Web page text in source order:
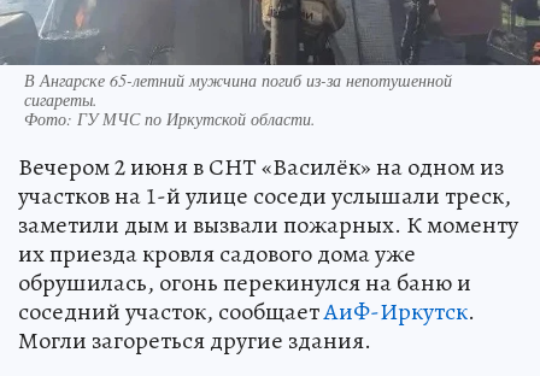
В Ангарске 65-летний мужчина погиб из-за непотушенной
сигареты.
Фото: ГУ МЧС по Иркутской области.
Вечером 2 июня в СНТ «Василёк» на одном из
участков на 1-й улице соседи услышали треск,
заметили дым и вызвали пожарных. К моменту
их приезда кровля садового дома уже
обрушилась, огонь перекинулся на баню и
соседний участок, сообщаетАиФ-Иркутск.
Могли загореться другие здания.